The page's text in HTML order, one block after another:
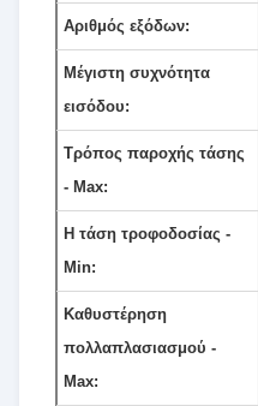
Αριθμός εξόδων:
Μέγιστη συχνότητα
εισόδου:
Τρόπος παροχής τάσης
- Max:
Η τάση τροφοδοσίας -
Min:
Καθυστέρηση
πολλαπλασιασμού -
Max: